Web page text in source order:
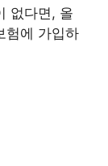
없다면, 올
험에 가입하